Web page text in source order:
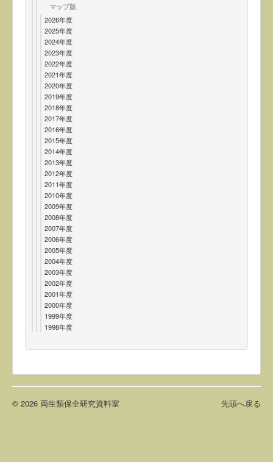
マップ版
2026年度
2025年度
2024年度
2023年度
2022年度
2021年度
2020年度
2019年度
2018年度
2017年度
2016年度
2015年度
2014年度
2013年度
2012年度
2011年度
2010年度
2009年度
2008年度
2007年度
2006年度
2005年度
2004年度
2003年度
2002年度
2001年度
2000年度
1999年度
1998年度
先頭へ戻る
© 2026 両生類保全研究資料室